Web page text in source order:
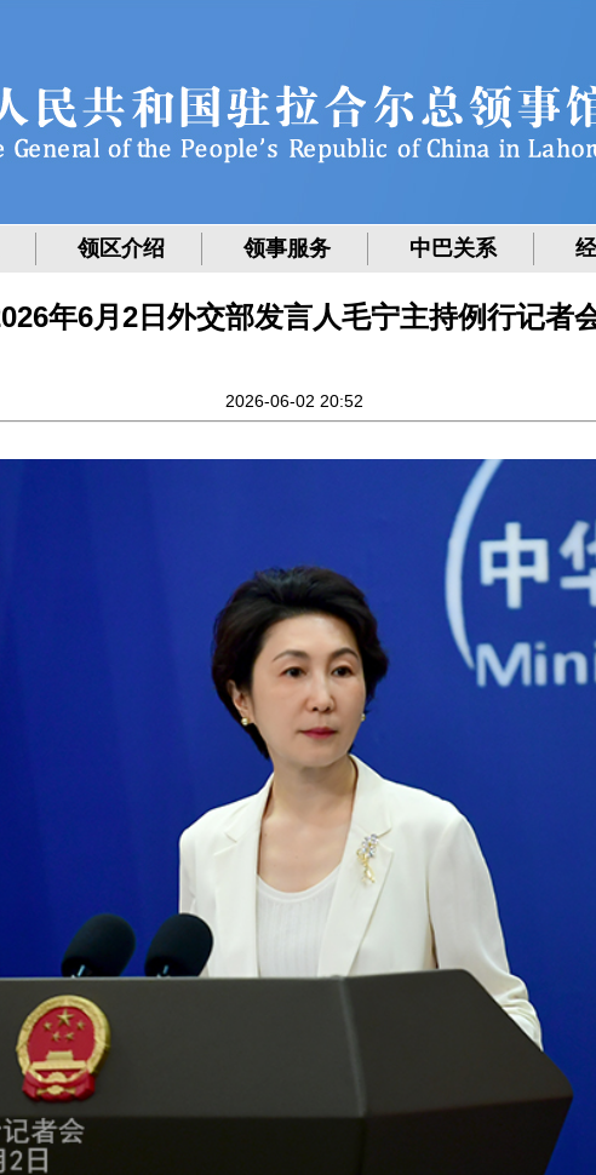
领区介绍 领事服务 中巴关系
年6月2日外交部发言人毛宁主持例行记者
2026-06-02 20:52